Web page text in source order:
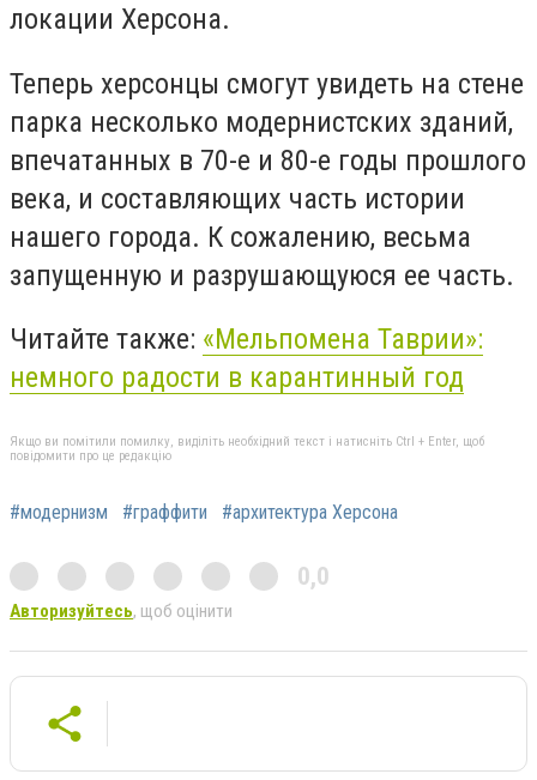
локации Херсона.
Теперь херсонцы смогут увидеть на стене
парка несколько модернистских зданий,
впечатанных в 70-е и 80-е годы прошлого
века, и составляющих часть истории
нашего города. К сожалению, весьма
запущенную и разрушающуюся ее часть.
Читайте также: «Мельпомена Таврии»:
немного радости в карантинный год
Якщо ви помітили помилку, виділіть необхідний текст і натисніть Ctrl + Enter, щоб
повідомити про це редакцію
#модернизм #граффити #архитектура Херсона
0,0
Авторизуйтесь, щоб оцінити